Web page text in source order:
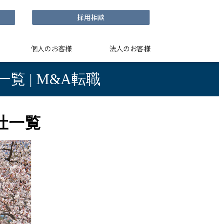
採用相談
個人のお客様 法人のお客様
覧 | M&A転職
一覧